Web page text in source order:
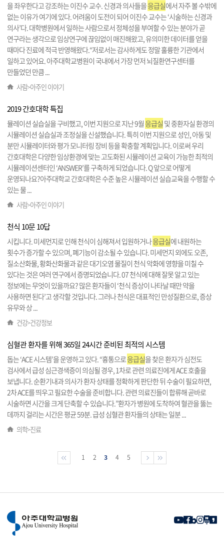
을 좌우한다고 강조하는 이진수 교수. 신경과 의사들을응급실에서 자주 볼 수밖에
없는 이유가 여기에 있다. 어려움이 도전이 되어 이진수 교수는 ‘시술하는 신경과
의사’다. 대학병원에서 일하는 사람으로서 정체성을 부여할 수 있는 분야가 곧
연구라는 생각으로 임상연구에 끊임없이 매진해왔고, 유의미한 데이터를 얻을
때마다 진료에 적극 반영해왔다.“저로서는 감사하게도 정말 훌륭한 기관에서
일하고 있어요. 아주대학교병원이 국내에서 가장 먼저 뇌질환연구센터를
만들었던 만큼 ...
사람>아주인 이야기
2019 간호대학 특집
뮬레이션 실습실을 구비했고, 이번 지원으로 지난 9월응급실 및 중환자실 환경의
시뮬레이션 실습실과 조정실을 신설했습니다. 특히 이번 지원으로 성인, 아동 및
분만 시뮬레이터와 평가 모니터링 장비 등을 확충할 계획입니다. 이로써 우리
간호대학은 다양한 임상환경에 맞는 고도화된 시뮬레이션 교육이 가능한 최적의
시뮬레이션센터인 ‘ANSWER’를 구축하게 되었습니다. Q 앞으로 어떻게
운영되나요?아주대학교 간호대학은 수준 높은 시뮬레이션 실습교육을 수행할 수
있는 물 ...
사람>아주인 이야기
천식 10문 10답
시킵니다. 미세먼지로 인해 천식이 심해져서 입원하거나응급실에 내원하는
횟수가 증가할 수 있으며, 폐기능이 감소될 수 있습니다. 미세먼지 외에도 오존,
질소산화물, 황화산화물과 같은 대기오염 물질이 천식 악화에 영향을 미칠 수
있다는 것은 여러 연구에서 증명되었습니다. 07 천식에 대해 잘못 알고 있는
정보에는 무엇이 있을까요? 많은 환자들이 ‘천식 증상이 나타날 때만 약을
사용하면 된다’고 생각할 것입니다. 그러나 천식은 대표적인 만성질환으로, 증상
유무와 상 ...
건강>건강정보
심혈관 환자를 위해 365일 24시간 준비된 최적의 시스템
돕는 ‘ACE 시스템’을 운영하고 있다. “흉통으로응급실을 찾은 환자가 심전도
검사에서 급성 심근경색증이 의심될 경우, 1차로 관련 의료진에게 ACE 호출을
보냅니다. 순환기내과 의사가 환자 상태를 정확하게 판단한 뒤 수술이 필요하면,
2차 ACE를 띄우고 필요한 수술을 준비합니다. 관련 의료진들이 합류해 곧바로
시술하면 시간을 크게 단축할 수 있습니다.”환자가 병원에 도착하여 혈관을 뚫는
데까지 걸리는 시간은 평균 59분. 급성 심혈관 환자들의 상태는 일분 ...
의학>진료
1 2 3 4 5